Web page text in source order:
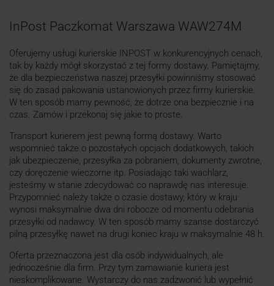
InPost Paczkomat Warszawa WAW274M
Oferujemy usługi kurierskie INPOST w konkurencyjnych cenach,
tak by każdy mógł skorzystać z tej formy dostawy. Pamiętajmy,
że dla bezpieczeństwa naszej przesyłki powinniśmy stosować
się do zasad pakowania ustanowionych przez firmy kurierskie.
W ten sposób mamy pewność, że dotrze ona bezpiecznie i na
czas. Zamów i przekonaj się jakie to proste.
Transport kurierem jest pewną formą dostawy. Warto
wspomnieć także o pozostałych opcjach dodatkowych, takich
jak ubezpieczenie, przesyłka za pobraniem, dokumenty zwrotne,
czy doręczenie wieczorne itp. Posiadając taki wachlarz,
jesteśmy w stanie zdecydować co naprawdę nas interesuje.
Przypomnieć należy także o czasie dostawy, który w kraju
wynosi maksymalnie dwa dni robocze od momentu odebrania
przesyłki od nadawcy. W ten sposób mamy szanse dostarczyć
pilną przesyłkę nawet na drugi koniec kraju w maksymalnie 48 h.
Oferta przeznaczona jest dla osób indywidualnych, ale
jednocześnie dla firm. Przy tym zamawianie kuriera jest
nieskomplikowane. Wystarczy do nas zadzwonić lub wypełnić